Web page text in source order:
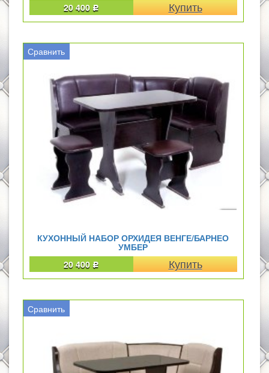
20 400 Р
КУХОННЫЙ НАБОР ОРХИДЕЯ ВЕНГЕ/БАРНЕО
УМБЕР
20 400 Р
Сравнить
Сравнить